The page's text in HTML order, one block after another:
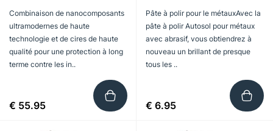
Combinaison de nanocomposants
ultramodernes de haute
technologie et de cires de haute
qualité pour une protection à long
terme contre les in..
€ 55.95
Pâte à polir pour le métauxAvec la
pâte à polir Autosol pour métaux
avec abrasif, vous obtiendrez à
nouveau un brillant de presque
tous les ..
€ 6.95